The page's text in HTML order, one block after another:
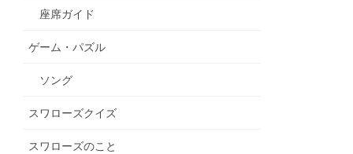
座席ガイド
ゲーム・パズル
ソング
スワローズクイズ
スワローズのこと